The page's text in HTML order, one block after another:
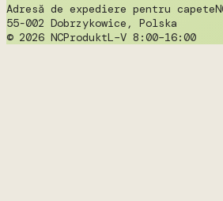
Adresă de expediere pentru capete
55-002 Dobrzykowice, Polska
© 2026 NCProduktL–V 8:00–16:00